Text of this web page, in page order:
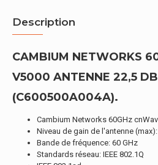
Description
CAMBIUM NETWORKS
V5000 ANTENNE 22,5
(C600500A004A).
Cambium Networks 60GHz
Niveau de gain de l'antenne
Bande de fréquence: 60 GHz
Standards réseau: IEEE 802.1Q